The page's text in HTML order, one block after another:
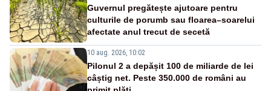
Guvernul pregătește ajutoare pentru
culturile de porumb sau floarea–soarelui
afectate anul trecut de secetă
10 aug. 2026, 10:02
Pilonul 2 a depășit 100 de miliarde de lei
câștig net. Peste 350.000 de români au